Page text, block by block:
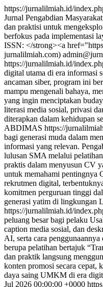
https://jurnalilmiah.id/
Jurnal Pengabdian
dan praktisi untuk
berfokus pada implementasi
ISSN: </strong><a
jurnalilmiah.com)
https://jurnalilmiah.id/
digital utama di era informasi
ancaman siber, program ini
mampu mengenali bahaya,
yang ingin menciptakan
literasi media sosial, privasi
diterapkan dalam kehidupan
ABDIMAS https://
bagi generasi muda dalam
informasi yang relevan.
lulusan SMA melalui
praktis dalam menyusun CV
untuk memahami pentingnya
rekrutmen digital,
komitmen perguruan tinggi
generasi yatim di lingkungan
https://jurnalilmiah.id/
peluang besar bagi pelaku
caption media sosial, dan
AI, serta cara
berupa pelatihan bertajuk
dan praktik langsung
konten promosi secara cepat,
daya saing UMKM di era
Jul 2026 00:00:00 +0000